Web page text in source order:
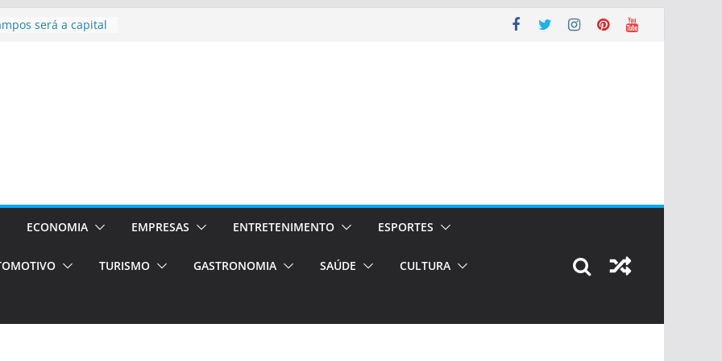
para o segundo
de volta!
Orientados
de transfer,
ECONOMIA EMPRESAS ENTRETENIMENTO ESPORTES
TURISMO GASTRONOMIA SAÚDE CULTURA